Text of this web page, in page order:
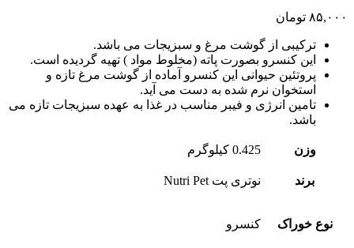
۸۵,۰۰۰ تومان
ترکیبی از گوشت مرغ و سبزیجات می باشد.
این کنسرو بصورت پاته (مخلوط مواد ) تهیه گردیده است.
پروتئین حیوانی این کنسرو آماده از گوشت مرغ تازه و
استخوان نرم شده به دست می آید.
تامین انرژی و فیبر مناسب در غذا به عهده سبزیجات تازه می
باشد.
وزن 0.425 کیلوگرم
برند نوتری پت Nutri Pet
نوع خوراک کنسرو